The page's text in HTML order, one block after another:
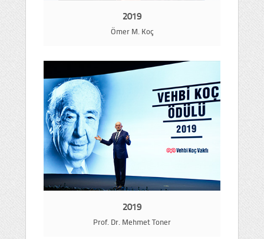
2019
Ömer M. Koç
2019
Prof. Dr. Mehmet Toner